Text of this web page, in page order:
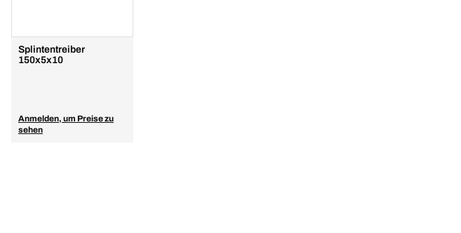
Splintentreiber
150x5x10
Anmelden, um Preise zu
sehen